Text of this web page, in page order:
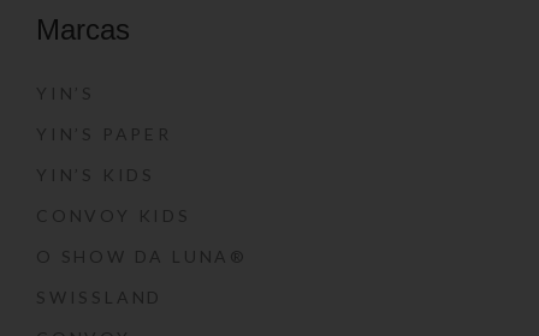
Marcas
YIN’S
YIN’S PAPER
YIN’S KIDS
CONVOY KIDS
O SHOW DA LUNA®
SWISSLAND